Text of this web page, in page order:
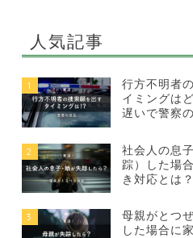
人気記事
1
行方不明者
イミングは
遅いで警察
2
社会人の息
踪）した場
き対応とは？
3
母親がとつ
した場合に